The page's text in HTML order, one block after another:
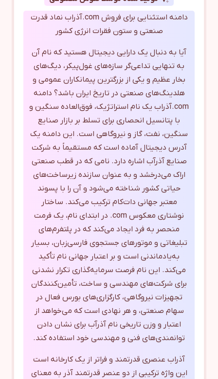
دامنه استثنایی برای فروش com.آذراب نماد قدرت
صنعتی و ستون فقرات انرژی کشور
آیا به دنبال یک دارایی دیجیتال هستید که نام آن
به تنهایی تداعی‌گر سازه‌های غول‌پیکر، دیگ‌های
بخار عظیم و یکی از بزرگترین پیمانکاران عمومی و
هلدینگ‌های صنعتی در تاریخ ایران باشد؟ دامنه
com.آذراب یک نام استراتژیک، فوق‌العاده سنگین و
با پتانسیل انحصاری برای تسلط بر بازار صنایع
سنگین، نفت، گاز و نیروگاهی است. این دامنه یک
آدرس دیجیتال آماده است که مستقیماً به شرکت
صنایع آذرآب اشاره دارد. نامی که در قطب صنعتی
اراک می‌درخشد و به عنوان سازنده زیرساخت‌های
حیاتی کشور شناخته می‌شود و آن را با پسوند
معتبر جهانی دات‌کام ترکیب می‌کند. ساختار
نوشتاری معکوس com. در ابتدای نام، یک فرمت
منحصر به فرد ایجاد می‌کند که در پلتفرم‌های
تبلیغاتی و موتورهای جستجوی فارسی‌زبان، بسیار
به‌یادماندنی است و بر اعتبار جهانی نام تأکید
می‌کند. این نام فرصت سرمایه‌گذاری تکرار نشدنی
برای شرکت‌های مهندسی و ساخت، تأمین‌کنندگان
تجهیزات نیروگاهی، کارگزاری‌های بورس فعال در
سهام صنعتی، و هر نهادی است که می‌خواهد از
اعتبار و وزن تاریخی نام آذرآب برای نشان دادن
توانمندی‌های فنی و مهندسی خود استفاده کند.
آذراب عنصری قدرتمند و فراتر از یک کارخانه است
این واژه ترکیبی از دو عنصر قدرتمند آذر به معنای